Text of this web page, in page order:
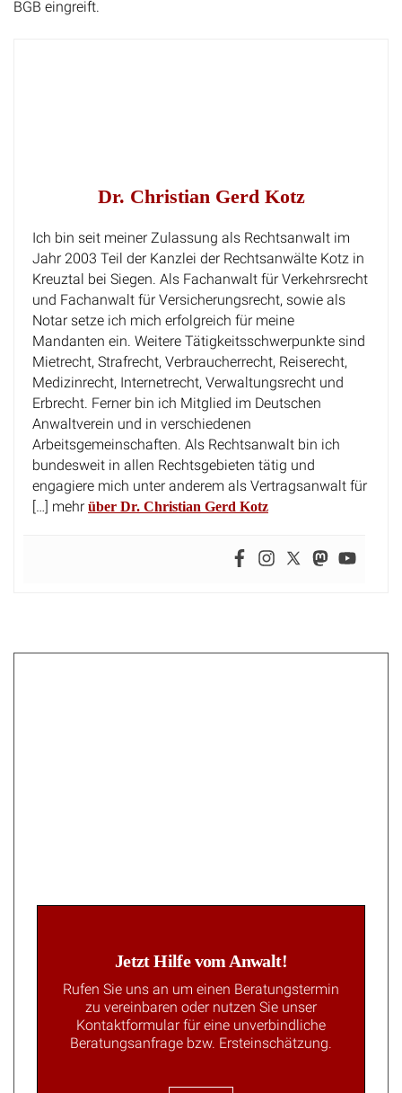
BGB eingreift.
Dr. Christian Gerd Kotz
Ich bin seit meiner Zulassung als Rechtsanwalt im
Jahr 2003 Teil der Kanzlei der Rechtsanwälte Kotz in
Kreuztal bei Siegen. Als Fachanwalt für Verkehrsrecht
und Fachanwalt für Versicherungsrecht, sowie als
Notar setze ich mich erfolgreich für meine
Mandanten ein. Weitere Tätigkeitsschwerpunkte sind
Mietrecht, Strafrecht, Verbraucherrecht, Reiserecht,
Medizinrecht, Internetrecht, Verwaltungsrecht und
Erbrecht. Ferner bin ich Mitglied im Deutschen
Anwaltverein und in verschiedenen
Arbeitsgemeinschaften. Als Rechtsanwalt bin ich
bundesweit in allen Rechtsgebieten tätig und
engagiere mich unter anderem als Vertragsanwalt für
[…] mehr über Dr. Christian Gerd Kotz
Jetzt Hilfe vom Anwalt!
Rufen Sie uns an um einen Beratungstermin
zu vereinbaren oder nutzen Sie unser
Kontaktformular für eine unverbindliche
Beratungsanfrage bzw. Ersteinschätzung.